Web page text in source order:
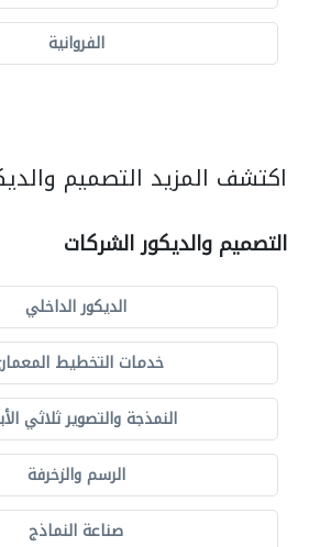
الفروانية
اكتشف المزيد التصميم
التصميم والديكور الشركات
الديكور الداخلي
خدمات التخطيط
النمذجة والتصوير ثلاثي
الرسم والزخرفة
صناعة النماذج